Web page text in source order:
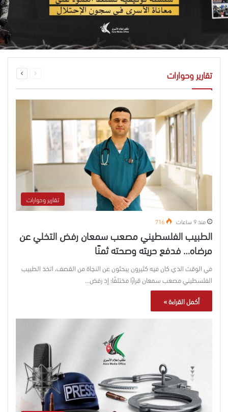
..
تقارير وحوارات الصفحةالصفحة
تقارير وحوارات
منذ 9 ساعات 716
الطبيب الفلسطيني مصعب سمعان رفض التخلي عن
مرضاه… فدفع حريته وصحته ثمنًا
في الوقت الذي كان فيه كثيرون يبحثون عن النجاة من القصف، اتخذ الطبيب
الفلسطيني مصعب سمعان قرارًا مختلفًا؛ إذ رفض…
أكمل القراءة »